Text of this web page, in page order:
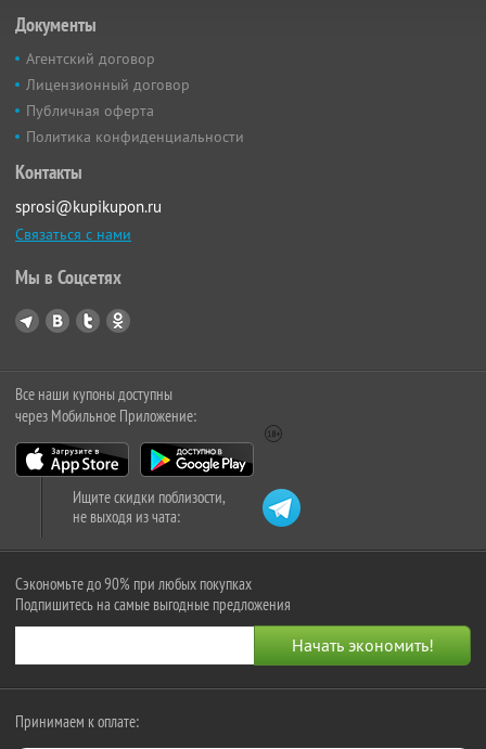
Документы
Агентский договор
Лицензионный договор
Публичная оферта
Политика конфиденциальности
Контакты
sprosi@kupikupon.ru
Связаться с нами
Мы в Соцсетях
Все наши купоны доступны
через Мобильное Приложение:
Ищите скидки поблизости,
не выходя из чата:
Сэкономьте до 90% при любых покупках
Подпишитесь на самые выгодные предложения
Принимаем к оплате: